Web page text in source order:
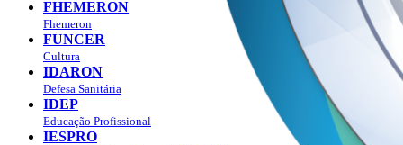
FHEMERON
Fhemeron
FUNCER
Cultura
IDARON
Defesa Sanitária
IDEP
Educação Profissional
IESPRO